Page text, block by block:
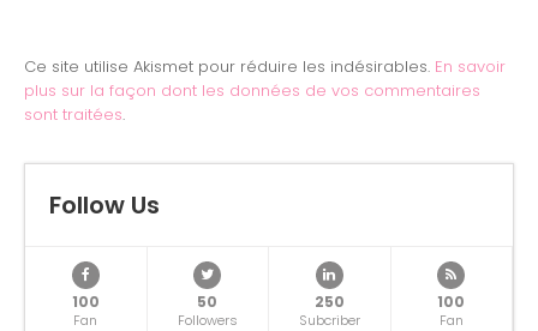
Ce site utilise Akismet pour réduire les indésirables. En savoir
plus sur la façon dont les données de vos commentaires
sont traitées.
Follow Us
100
Fan
50
Followers
250
Subcriber
100
Fan